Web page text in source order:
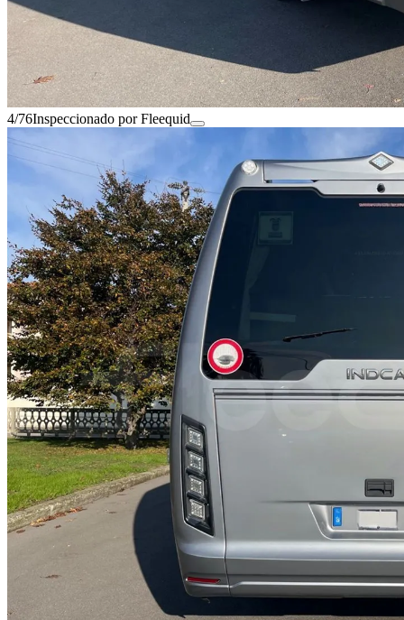
4/76Inspeccionado por Fleequid